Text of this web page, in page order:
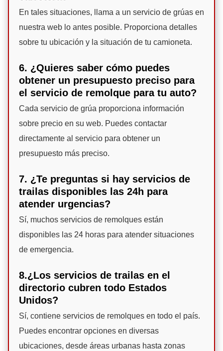
En tales situaciones, llama a un servicio de grúas en
nuestra web lo antes posible. Proporciona detalles
sobre tu ubicación y la situación de tu camioneta.
6. ¿Quieres saber cómo puedes
obtener un presupuesto preciso para
el servicio de remolque para tu auto?
Cada servicio de grúa proporciona información
sobre precio en su web. Puedes contactar
directamente al servicio para obtener un
presupuesto más preciso.
7. ¿Te preguntas si hay servicios de
trailas disponibles las 24h para
atender urgencias?
Sí, muchos servicios de remolques están
disponibles las 24 horas para atender situaciones
de emergencia.
8.¿Los servicios de trailas en el
directorio cubren todo Estados
Unidos?
Sí, contiene servicios de remolques en todo el país.
Puedes encontrar opciones en diversas
ubicaciones, desde áreas urbanas hasta zonas